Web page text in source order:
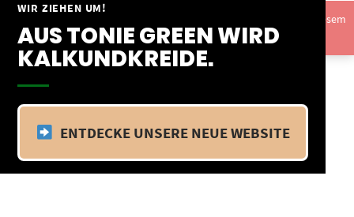
WIR ZIEHEN UM!
AUS TONIE GREEN WIRD
KALKUNDKREIDE.
ENTDECKE UNSERE NEUE WEBSITE
Springe
Inhalt
Vom 09.04.25 - 20.04.25 befinden wir uns im Betriebsurlaub. In diesem
Zeitraum findet kein Versand statt.Ausblenden